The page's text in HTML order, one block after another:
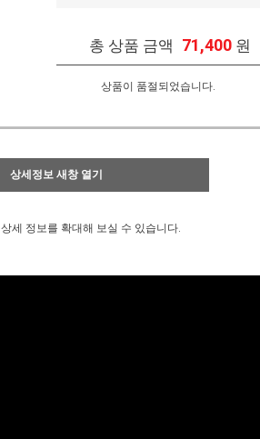
총 상품 금액 71,400 원
상품이 품절되었습니다.
상세정보 새창 열기
상세 정보를 확대해 보실 수 있습니다.